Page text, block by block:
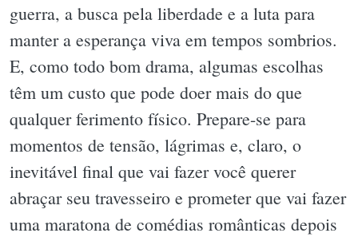
guerra, a busca pela liberdade e a luta para
manter a esperança viva em tempos sombrios.
E, como todo bom drama, algumas escolhas
têm um custo que pode doer mais do que
qualquer ferimento físico. Prepare-se para
momentos de tensão, lágrimas e, claro, o
inevitável final que vai fazer você querer
abraçar seu travesseiro e prometer que vai fazer
uma maratona de comédias românticas depois